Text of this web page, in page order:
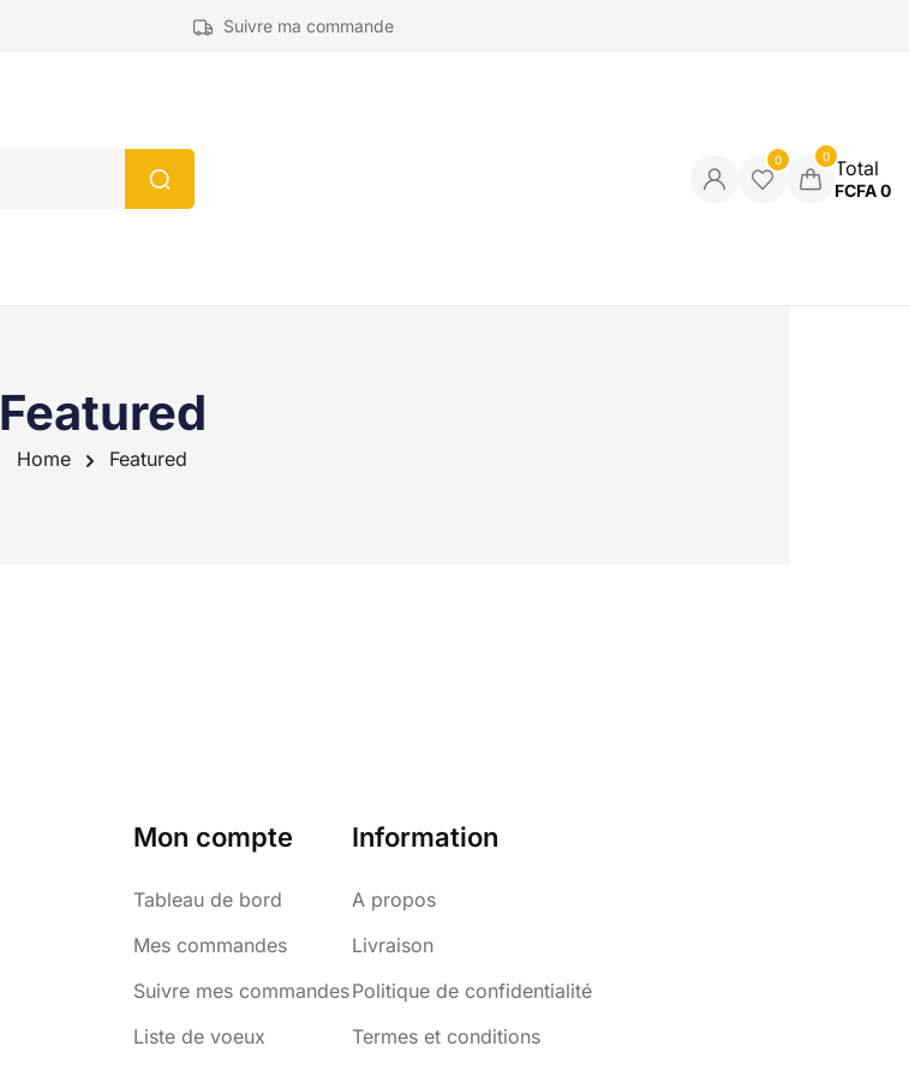
Suivre ma commande
0 0 Total
FCFA0
Featured
Home Featured
Mon compte
Tableau de bord
Mes commandes
Suivre mes commandes
Liste de voeux
Information
A propos
Livraison
Politique de confidentialité
Termes et conditions